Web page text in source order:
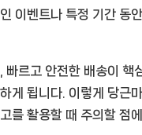
이벤트나 특정 기간 동
르고 안전한 배송이 핵
게 됩니다. 이렇게 당근
를 활용할 때 주의할 점